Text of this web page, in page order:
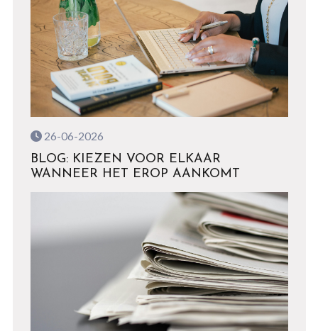
26-06-2026
BLOG: KIEZEN VOOR ELKAAR
WANNEER HET EROP AANKOMT